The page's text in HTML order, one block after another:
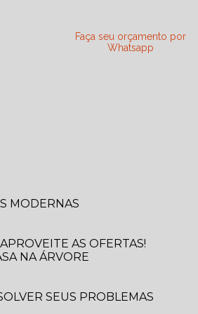
Faça seu orçamento por
Whatsapp
MODERNAS
AS OFERTAS!
NA ÁRVORE